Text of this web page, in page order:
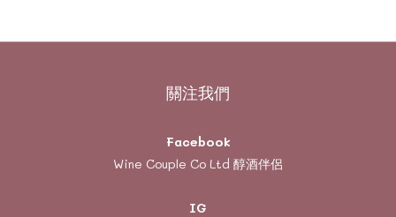
關注我們
Facebook
Wine Couple Co Ltd 醇酒伴侶
IG